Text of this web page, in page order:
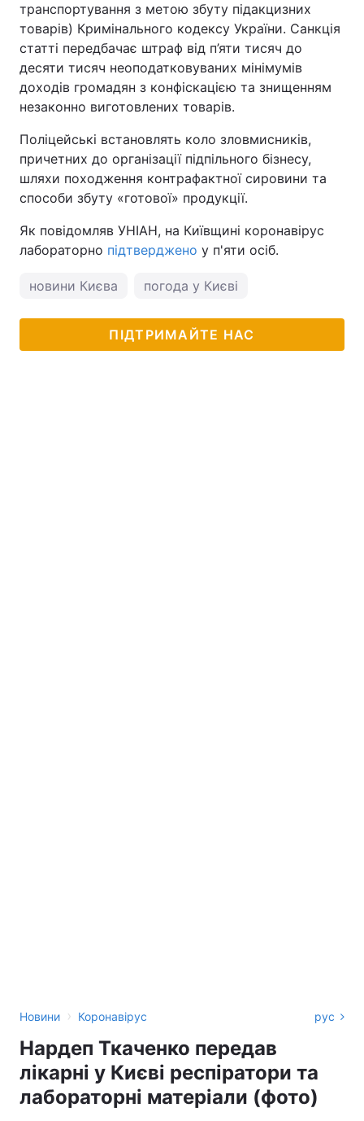
транспортування з метою збуту підакцизних
товарів) Кримінального кодексу України. Санкція
статті передбачає штраф від п’яти тисяч до
десяти тисяч неоподатковуваних мінімумів
доходів громадян з конфіскацією та знищенням
незаконно виготовлених товарів.
Поліцейські встановлять коло зловмисників,
причетних до організації підпільного бізнесу,
шляхи походження контрафактної сировини та
способи збуту «готової» продукції.
Як повідомляв УНІАН, на Київщині коронавірус
лабораторно підтверджено у п'яти осіб.
новини Києва погода у Києві
ПІДТРИМАЙТЕ НАС
Новини › Коронавірус рус
Нардеп Ткаченко передав
лікарні у Києві респіратори та
лабораторні матеріали (фото)